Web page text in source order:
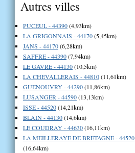
Autres villes
PUCEUL - 44390(4,93km)
LA GRIGONNAIS - 44170(5,45km)
JANS - 44170(6,28km)
SAFFRE - 44390(7,94km)
LE GAVRE - 44130(10,5km)
LA CHEVALLERAIS - 44810(11,61km)
GUENOUVRY - 44290(11,86km)
LUSANGER - 44590(13,13km)
ISSE - 44520(14,21km)
BLAIN - 44130(14,6km)
LE COUDRAY - 44630(16,11km)
LA MEILLERAYE DE BRETAGNE - 44520
(16,64km)